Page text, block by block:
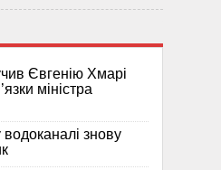
Євгенію Хмарі
міністра
знову